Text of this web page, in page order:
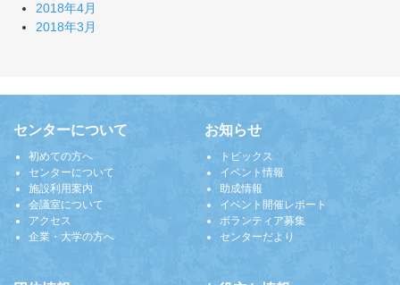
2018年4月
2018年3月
センターについて
初めての方へ
センターについて
施設利用案内
会議室について
アクセス
企業・大学の方へ
お知らせ
トピックス
イベント情報
助成情報
イベント開催レポート
ボランティア募集
センターだより